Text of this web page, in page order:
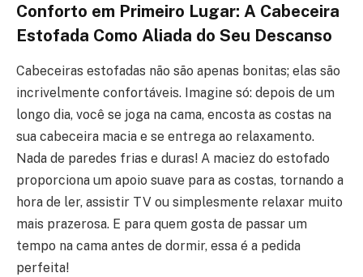
Conforto em Primeiro Lugar: A Cabeceira
Estofada Como Aliada do Seu Descanso
Cabeceiras estofadas não são apenas bonitas; elas são
incrivelmente confortáveis. Imagine só: depois de um
longo dia, você se joga na cama, encosta as costas na
sua cabeceira macia e se entrega ao relaxamento.
Nada de paredes frias e duras! A maciez do estofado
proporciona um apoio suave para as costas, tornando a
hora de ler, assistir TV ou simplesmente relaxar muito
mais prazerosa. E para quem gosta de passar um
tempo na cama antes de dormir, essa é a pedida
perfeita!